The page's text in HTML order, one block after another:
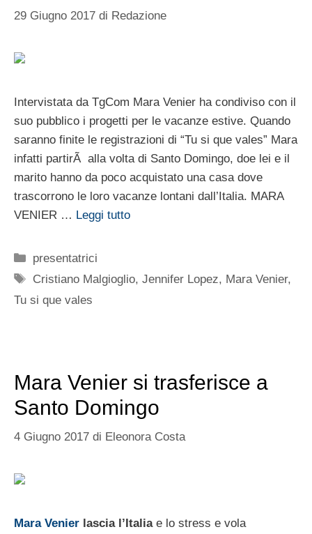
29 Giugno 2017 di Redazione
Intervistata da TgCom Mara Venier ha condiviso con il
suo pubblico i progetti per le vacanze estive. Quando
saranno finite le registrazioni di “Tu si que vales” Mara
infatti partirÃ alla volta di Santo Domingo, doe lei e il
marito hanno da poco acquistato una casa dove
trascorrono le loro vacanze lontani dall’Italia. MARA
VENIER … Leggi tutto
Categorie
presentatrici
Tag
Cristiano Malgioglio,Jennifer Lopez, Mara Venier,
Tu si que vales
Mara Venier si trasferisce a
Santo Domingo
4 Giugno 2017 di Eleonora Costa
Mara Venier lascia l’Italiae lo stress e vola